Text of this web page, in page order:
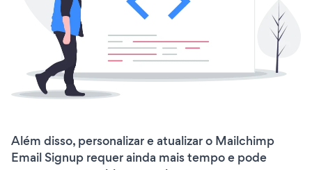
Além disso, personalizar e atualizar o Mailchimp
Email Signup requer ainda mais tempo e pode